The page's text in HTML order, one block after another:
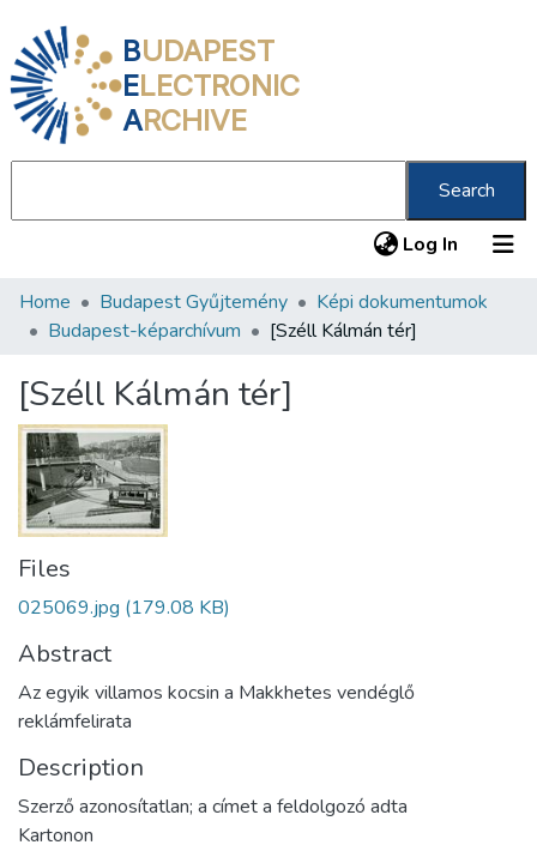
BUDAPEST
ELECTRONIC
ARCHIVE
Search
Log In (current)
Communities & Collections
Statistics
About us
Home Budapest Gyűjtemény
Képi dokumentumok
Budapest-képarchívum
[Széll Kálmán tér]
[Széll Kálmán tér]
Files
025069.jpg (179.08 KB)
Abstract
Az egyik villamos kocsin a Makkhetes vendéglő
reklámfelirata
Description
Szerző azonosítatlan; a címet a feldolgozó adta
Kartonon